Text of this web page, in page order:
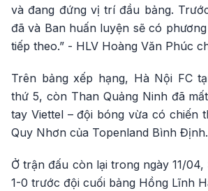
và đang đứng vị trí đầu bảng.
đã và Ban huấn luyện sẽ có
tiếp theo.” - HLV Hoàng Văn Phúc
Trên bảng xếp hạng, Hà Nội FC
thứ 5, còn Than Quảng Ninh đã
tay Viettel – đội bóng vừa có chiến
Quy Nhơn của Topenland Bình Định.
Ở trận đấu còn lại trong ngày 11/04,
1-0 trước đội cuối bảng Hồng Lĩnh